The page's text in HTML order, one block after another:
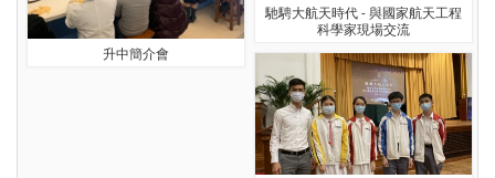
升中簡介會
馳騁大航天時代 - 與國家航天工程
科學家現場交流